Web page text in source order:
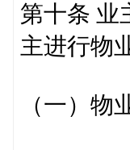
第十条 业
主进行物
（一）物